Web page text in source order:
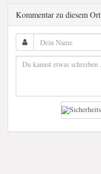
Kommentar zu diesem Ort